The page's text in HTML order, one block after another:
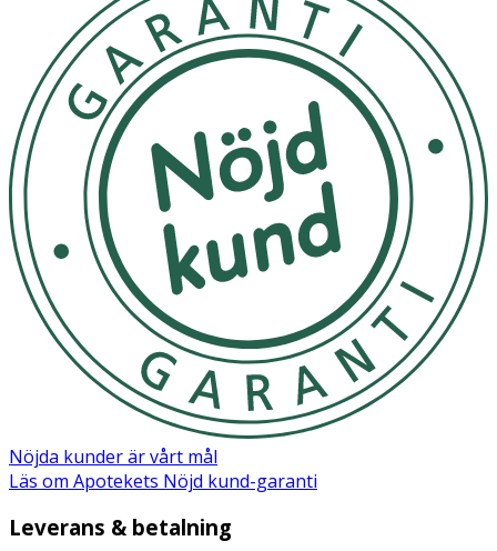
oleate/cocoate, Panthenol, Citric acid, Parfum, Sodium
methylparaben, Sodium citrate, Sodium benzoate,
Tocopheryl acetate, Ascorbyl glucoside, Tetrasodium,
EDTA, Butylene glycol, Dipropylene glycol, Panax ginseng
extract, Potassium hydroxide, Biosaccharide gum-1.
Nöjda kunder är vårt mål
Läs om Apotekets Nöjd kund-garanti
Leverans & betalning